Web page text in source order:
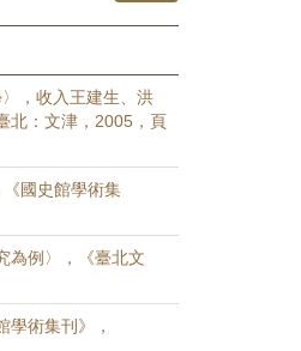
，收入王建生、洪
北：文津，2005，頁
國史館學術集
為例〉，《臺北文
學術集刊》，